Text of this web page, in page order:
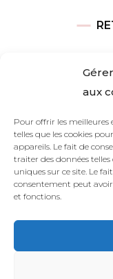
aux
Pour offrir les meilleures
telles que les cookies
appareils. Le fait de
traiter des données
uniques sur ce site. Le
consentement peut
et fonctions.
Heures
Du lundi au
Les samedi et